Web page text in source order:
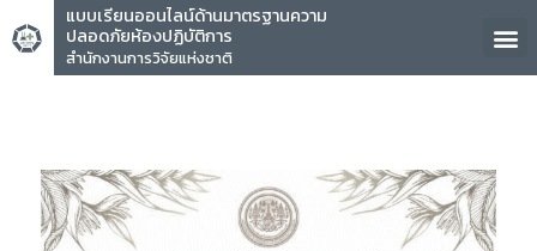
แบบเรียนออนไลน์ด้านมาตรฐานความ
ปลอดภัยห้องปฏิบัติการ
สำนักงานการวิจัยแห่งชาติ